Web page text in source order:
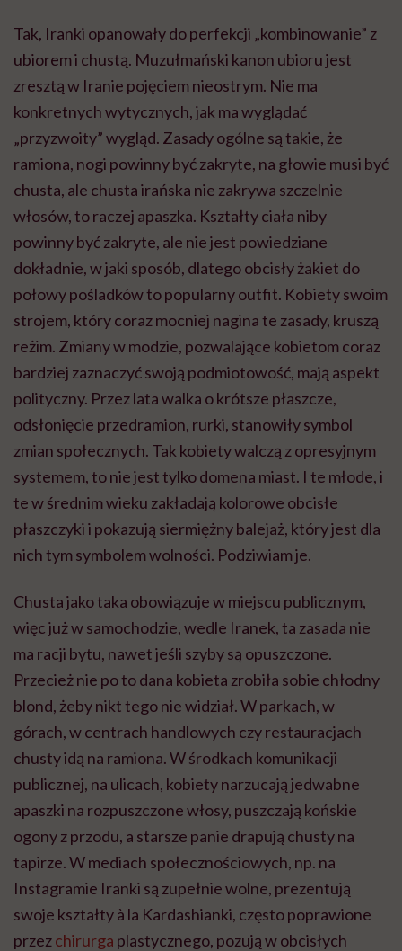
Tak, Iranki opanowały do perfekcji „kombinowanie” z
ubiorem i chustą. Muzułmański kanon ubioru jest
zresztą w Iranie pojęciem nieostrym. Nie ma
konkretnych wytycznych, jak ma wyglądać
„przyzwoity” wygląd. Zasady ogólne są takie, że
ramiona, nogi powinny być zakryte, na głowie musi być
chusta, ale chusta irańska nie zakrywa szczelnie
włosów, to raczej apaszka. Kształty ciała niby
powinny być zakryte, ale nie jest powiedziane
dokładnie, w jaki sposób, dlatego obcisły żakiet do
połowy pośladków to popularnyoutfit. Kobiety swoim
strojem, który coraz mocniej nagina te zasady, kruszą
reżim. Zmiany w modzie, pozwalające kobietom coraz
bardziej zaznaczyć swoją podmiotowość, mają aspekt
polityczny. Przez lata walka o krótsze płaszcze,
odsłonięcie przedramion, rurki, stanowiły symbol
zmian społecznych. Tak kobiety walczą z opresyjnym
systemem, to nie jest tylko domena miast. I te młode, i
te w średnim wieku zakładają kolorowe obcisłe
płaszczyki i pokazują siermiężny balejaż, który jest dla
nich tym symbolem wolności. Podziwiam je.
Chusta jako taka obowiązuje w miejscu publicznym,
więc już w samochodzie, wedle Iranek, ta zasada nie
ma racji bytu, nawet jeśli szyby są opuszczone.
Przecież nie po to dana kobieta zrobiła sobie chłodny
blond, żeby nikt tego nie widział. W parkach, w
górach, w centrach handlowych czy restauracjach
chusty idą na ramiona. W środkach komunikacji
publicznej, na ulicach, kobiety narzucają jedwabne
apaszki na rozpuszczone włosy, puszczają końskie
ogony z przodu, a starsze panie drapują chusty na
tapirze. W mediach społecznościowych, np. na
Instagramie Iranki są zupełnie wolne, prezentują
swoje kształty à la Kardashianki, często poprawione
przezchirurga plastycznego, pozują w obcisłych